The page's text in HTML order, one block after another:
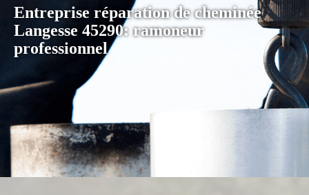
Entreprise réparation de cheminée
Langesse 45290: ramoneur
professionnel